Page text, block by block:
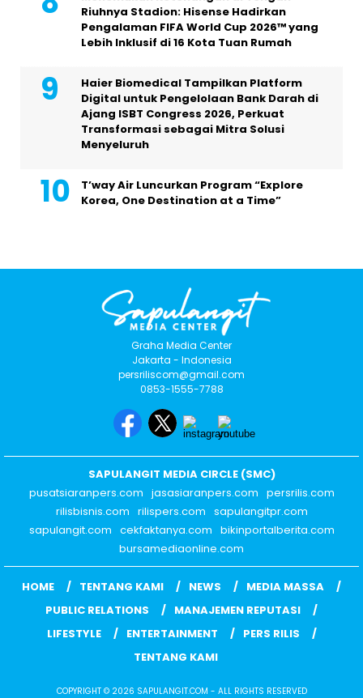
Riuhnya Stadion: Hisense Hadirkan
Pengalaman FIFA World Cup 2026™ yang
Lebih Inklusif di 16 Kota Tuan Rumah
Haier Biomedical Tampilkan Platform
Digital untuk Pengelolaan Bank Darah di
Ajang ISBT Congress 2026, Perkuat
Transformasi sebagai Mitra Solusi
Menyeluruh
T’way Air Luncurkan Program “Explore
Korea, One Destination at a Time”
Graha Media Center
Jakarta - Indonesia
persriliscom@gmail.com
0853-1555-7788
SAPULANGIT MEDIA CIRCLE (SMC)
pusatsiaranpers.com jasasiaranpers.com persrilis.com
rilisbisnis.com rilispers.com sapulangitpr.com
sapulangit.com cekfaktanya.com bikinportalberita.com
bursamediaonline.com
HOME TENTANG KAMI NEWS
MEDIA MASSA
PUBLIC RELATIONS
MANAJEMEN REPUTASI
LIFESTYLE
ENTERTAINMENT
PERS RILIS
TENTANG KAMI
COPYRIGHT © 2026 SAPULANGIT.COM - ALL RIGHTS RESERVED